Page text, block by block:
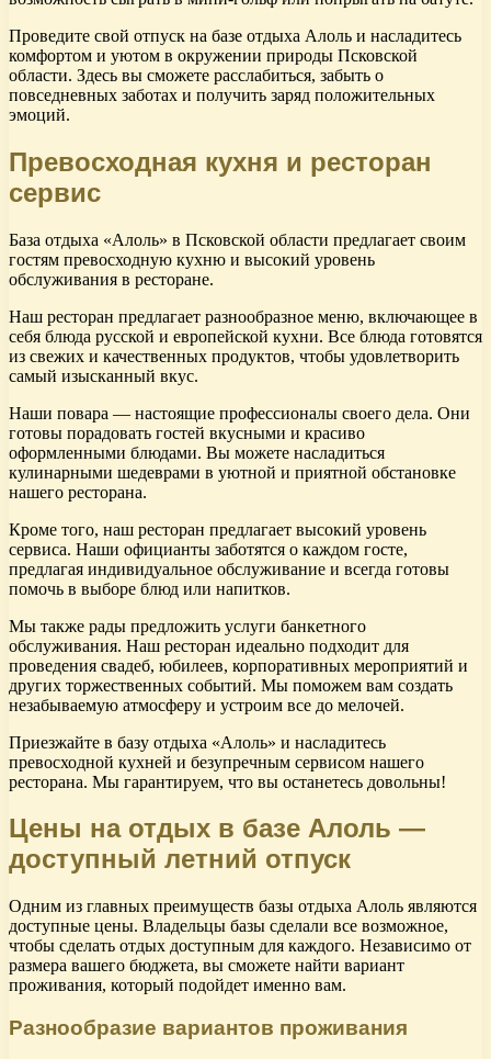
Проведите свой отпуск на базе отдыха Алоль и насладитесь
комфортом и уютом в окружении природы Псковской
области. Здесь вы сможете расслабиться, забыть о
повседневных заботах и получить заряд положительных
эмоций.
Превосходная кухня и ресторан
сервис
База отдыха «Алоль» в Псковской области предлагает своим
гостям превосходную кухню и высокий уровень
обслуживания в ресторане.
Наш ресторан предлагает разнообразное меню, включающее в
себя блюда русской и европейской кухни. Все блюда готовятся
из свежих и качественных продуктов, чтобы удовлетворить
самый изысканный вкус.
Наши повара — настоящие профессионалы своего дела. Они
готовы порадовать гостей вкусными и красиво
оформленными блюдами. Вы можете насладиться
кулинарными шедеврами в уютной и приятной обстановке
нашего ресторана.
Кроме того, наш ресторан предлагает высокий уровень
сервиса. Наши официанты заботятся о каждом госте,
предлагая индивидуальное обслуживание и всегда готовы
помочь в выборе блюд или напитков.
Мы также рады предложить услуги банкетного
обслуживания. Наш ресторан идеально подходит для
проведения свадеб, юбилеев, корпоративных мероприятий и
других торжественных событий. Мы поможем вам создать
незабываемую атмосферу и устроим все до мелочей.
Приезжайте в базу отдыха «Алоль» и насладитесь
превосходной кухней и безупречным сервисом нашего
ресторана. Мы гарантируем, что вы останетесь довольны!
Цены на отдых в базе Алоль —
доступный летний отпуск
Одним из главных преимуществ базы отдыха Алоль являются
доступные цены. Владельцы базы сделали все возможное,
чтобы сделать отдых доступным для каждого. Независимо от
размера вашего бюджета, вы сможете найти вариант
проживания, который подойдет именно вам.
Разнообразие вариантов проживания